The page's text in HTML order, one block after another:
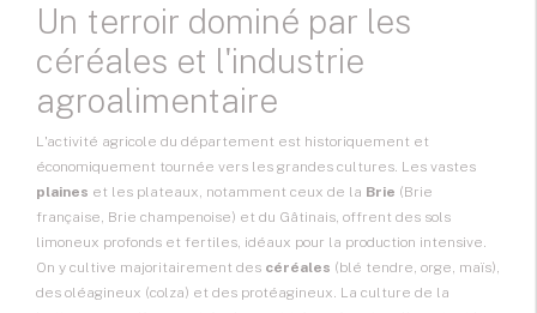
Un terroir dominé par les
céréales et l'industrie
agroalimentaire
L'activité agricole du département est historiquement et
économiquement tournée vers les grandes cultures. Les vastes
plaines et les plateaux, notamment ceux de la Brie (Brie
française, Brie champenoise) et du Gâtinais, offrent des sols
limoneux profonds et fertiles, idéaux pour la production intensive.
On y cultive majoritairement des céréales (blé tendre, orge, maïs),
des oléagineux (colza) et des protéagineux. La culture de la